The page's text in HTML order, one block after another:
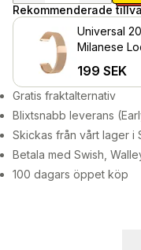
Rekommenderade
Universal
Milanese
199 SEK
Gratis fraktalternativ
Blixtsnabb leverans
Skickas från vårt lager i
Betala med Swish,
100 dagars öppet köp